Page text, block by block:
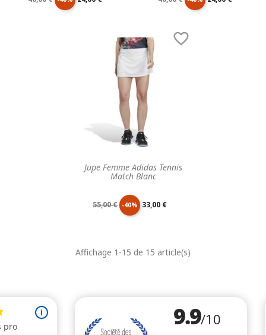
Jupe Femme Adidas Tennis
Match Blanc

Prix
base
55,00 € -40% Prix
33,00 €
Affichage 1-15 de 15 article(s)